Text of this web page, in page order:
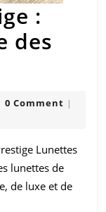
:
des
0 Comment |
Lunettes
lunettes de
de luxe et de